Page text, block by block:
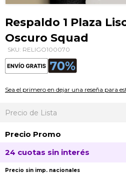
al
comienzo
de
la
galería
de
Respaldo 1 Plaza
Oscuro Squad
SKU: RELIGO100070
Sea el primero en dejar una reseña para
Precio de Lista
Precio Promo
24 cuotas sin interés
Precio sin imp. nacionales